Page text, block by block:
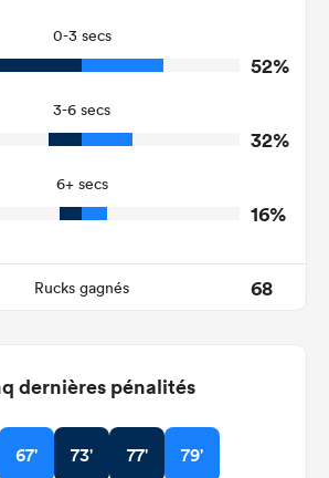
Tackles Missed
10
Tackle Turnover
3
Tackle Offload Allowed
0-3 secs
52%
3-6 secs
32%
6+ secs
16%
Rucks gagnés 68
dernières pénalités
67' 73' 77' 79'